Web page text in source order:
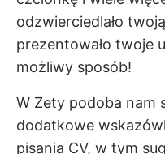
odzwierciedlało
prezentowało twoje
możliwy sposób!
W Zety podoba nam
dodatkowe
pisania CV, w tym